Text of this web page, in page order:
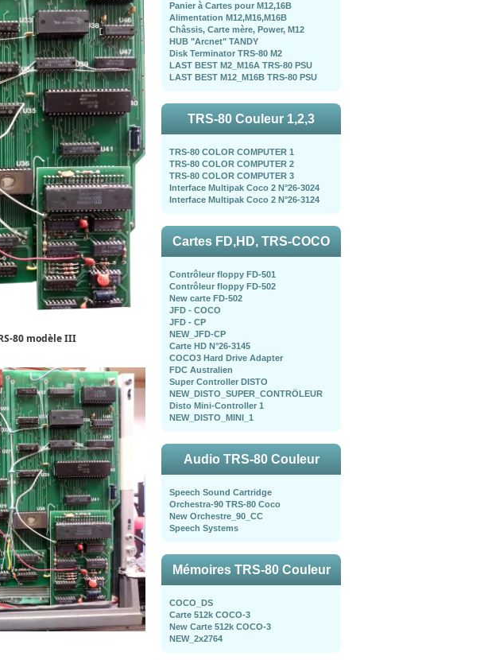
80 modèle III
Panier à Cartes pour M12,16B
Alimentation M12,M16,M16B
Châssis, Carte mère, Power, M12
HUB "Arcnet" TANDY
Disk Terminator TRS-80 M2
LAST BEST M2_M16A TRS-80 PSU
LAST BEST M12_M16B TRS-80 PSU
TRS-80 Couleur 1,2,3
TRS-80 COLOR COMPUTER 1
TRS-80 COLOR COMPUTER 2
TRS-80 COLOR COMPUTER 3
Interface Multipak Coco 2 N°26-3024
Interface Multipak Coco 2 N°26-3124
Cartes FD,HD, TRS-COCO
Contrôleur floppy FD-501
Contrôleur floppy FD-502
New carte FD-502
JFD - COCO
JFD - CP
NEW_JFD-CP
Carte HD N°26-3145
COCO3 Hard Drive Adapter
FDC Australien
Super Controller DISTO
NEW_DISTO_SUPER_CONTRÖLEUR
Disto Mini-Controller 1
NEW_DISTO_MINI_1
Audio TRS-80 Couleur
Speech Sound Cartridge
Orchestra-90 TRS-80 Coco
New Orchestre_90_CC
Speech Systems
Mémoires TRS-80 Couleur
COCO_DS
Carte 512k COCO-3
New Carte 512k COCO-3
NEW_2x2764